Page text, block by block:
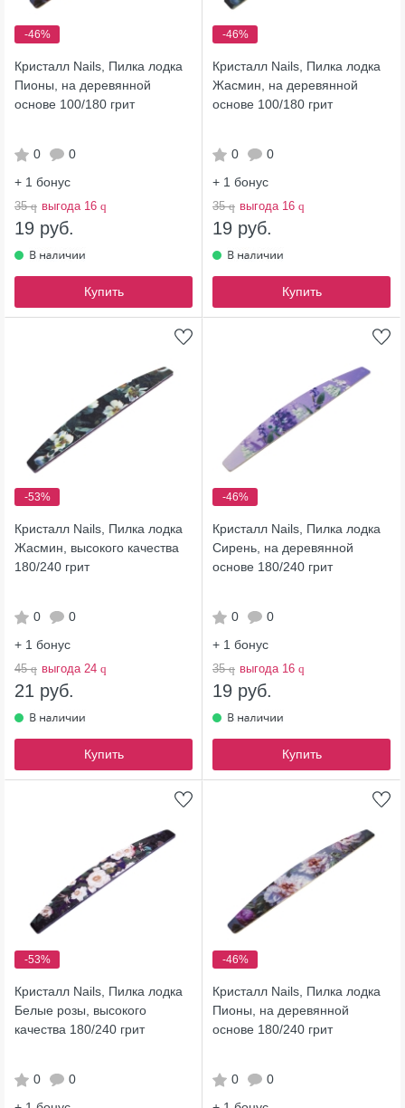
-46%
Кристалл Nails, Пилка лодка
Пионы, на деревянной
основе 100/180 грит
0
0
+ 1 бонус
35q выгода 16 q
19 руб.
Купить
-46%
Кристалл Nails, Пилка лодка
Жасмин, на деревянной
основе 100/180 грит
0
0
+ 1 бонус
35q выгода 16 q
19 руб.
Купить
-53%
Кристалл Nails, Пилка лодка
Жасмин, высокого качества
180/240 грит
0
0
+ 1 бонус
45q выгода 24 q
21 руб.
Купить
-46%
Кристалл Nails, Пилка лодка
Сирень, на деревянной
основе 180/240 грит
0
0
+ 1 бонус
35q выгода 16 q
19 руб.
Купить
-53%
Кристалл Nails, Пилка лодка
Белые розы, высокого
качества 180/240 грит
0
0
-46%
Кристалл Nails, Пилка лодка
Пионы, на деревянной
основе 180/240 грит
0
0